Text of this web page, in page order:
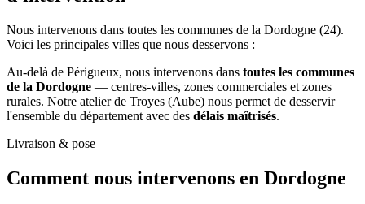
Nous intervenons dans toutes les communes de la Dordogne (24).
Voici les principales villes que nous desservons :
Au-delà de Périgueux, nous intervenons dans toutes les communes
de la Dordogne — centres-villes, zones commerciales et zones
rurales. Notre atelier de Troyes (Aube) nous permet de desservir
l'ensemble du département avec des délais maîtrisés.
Livraison & pose
Comment nous intervenons en Dordogne